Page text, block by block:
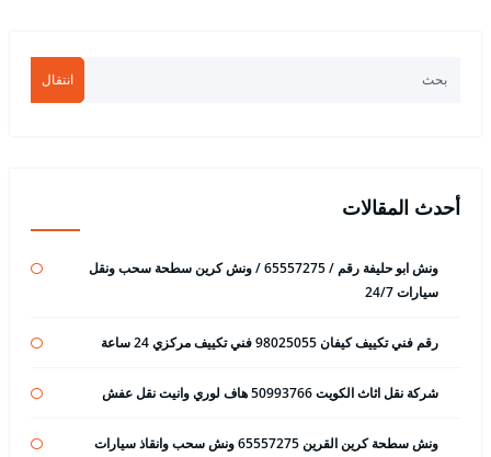
انتقال
أحدث المقالات
ونش ابو حليفة رقم / 65557275 / ونش كرين سطحة سحب ونقل
سيارات 24/7
رقم فني تكييف كيفان 98025055 فني تكييف مركزي 24 ساعة
شركة نقل اثاث الكويت 50993766 هاف لوري وانيت نقل عفش
ونش سطحة كرين القرين 65557275 ونش سحب وانقاذ سيارات